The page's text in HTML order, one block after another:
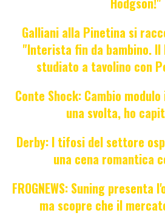
Galliani alla Pinetina si
"Interista fin da bambino. Il
studiato a tavolino con
Conte Shock: Cambio
una svolta, ho
Derby: I tifosi del settore
una cena romantica
FROGNEWS: Suning
ma scopre che il